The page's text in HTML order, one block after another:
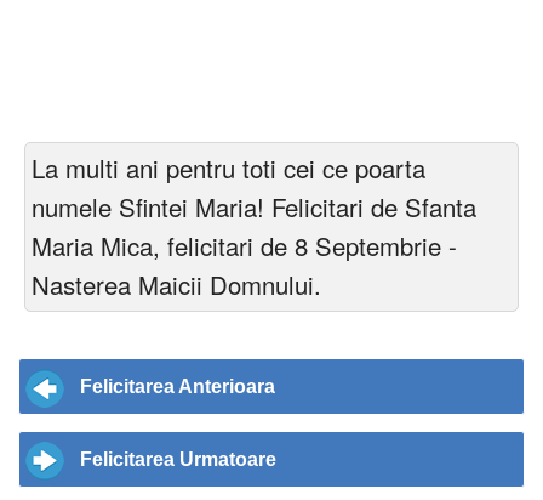
La multi ani pentru toti cei ce poarta
numele Sfintei Maria! Felicitari de Sfanta
Maria Mica, felicitari de 8 Septembrie -
Nasterea Maicii Domnului.
Felicitarea Anterioara
Felicitarea Urmatoare